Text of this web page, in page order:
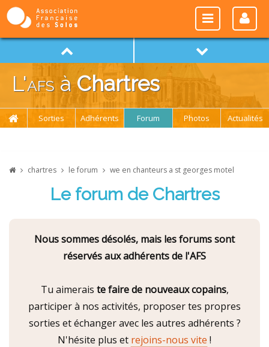
L'afsàChartres
Sorties Adhérents Forum Photos Actualités
chartres le forum we en chanteurs a st georges motel
Le forum de Chartres
Nous sommes désolés, mais les forums sont
réservés aux adhérents de l'AFS
Tu aimerais te faire de nouveaux copains,
participer à nos activités, proposer tes propres
sorties et échanger avec les autres adhérents ?
N'hésite plus et rejoins-nous vite !